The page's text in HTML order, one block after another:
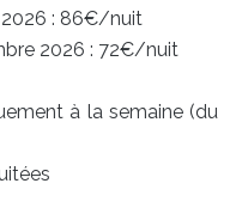
2026 : 86€/nuit
2026 : 72€/nuit
à la semaine (du